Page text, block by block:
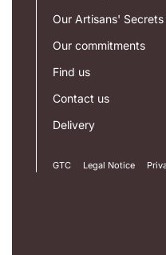
Our Artisans' Secrets
Our commitments
Find us
Contact us
Delivery
GTC Legal Notice